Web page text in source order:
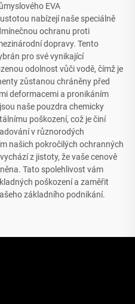
EVA
nabízejí naše speciálně
ochranu proti
dopravy. Tento
pro své vynikající
odolnost vůči vodě, čímž je
zůstanou chráněny před
deformacemi a pronikáním
naše pouzdra chemicky
poškození, což je činí
v různorodých
našich pokročilých ochranných
z jistoty, že vaše cenově
Tato spolehlivost vám
poškození a zaměřit
základního podnikání.